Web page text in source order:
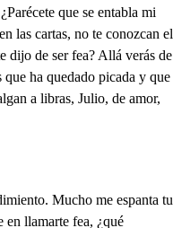
más puede la honestidad que los consejos del gusto. Dices bien; pero yo sé que no le falta de ti. La Duquesa viene aquí. Vete, Julio. Y yo me iré con volverte a suplicar no se te olvide mi ruego. *** Será, amigo Otavio, luego que Celia me dé lugar. *** Lauro, ¿estás solo? Aquí estaba Otavio. ;Y fuese? Ya es ido. Muchas veces he querido, que sus cabellos me daba, Lauro, la ocasión, fiarte un secreto y me ha faltado atrevimiento; hoy me ha dado licencia mi honor de darte satisfacción del temor y cuenta de lo que espero que tan noble caballero hará por mi propio honor. Imagine vuestra Alteza las fábulas o verdades de aquellas antigüedades llenas de horror y extrañeza. Imagine que Teseo va a matar a Minotauro y presuma que de Lauro espera el mismo trofeo. Imagine que desea tener las manzanas de oro cuyo guardado tesoro fue perdición de Medea. Imagine que pretende del campo Elíseo un laurel y que pasando por él el infierno le defiende, o la cristalina esfera por quien hoy Atlante es monte, o como a Belerofonte ir a matar la Quimera, que no pondré duda alguna si lo intentan estorbar la tierra, el infierno, el mar y el poder de la fortuna. Pues en esa confianza, caballero ilustre, advierte que aquel día que me vio el Príncipe tu pariente, o tu dueño, si lo ha sido, esto como tú quisieres, dijo, no sé cómo diga para tratarle de suerte con término más decente o con disculpa más justa la causa que me entristece, que era yo en extremo fea. Vino este Julio a traerle a Celia una carta suya, y como ella pretendiese saber si yo le agradaba, pues vino a esta corte a verme, tan descortés como el dueño dijo que no libremente, y contó de mi fealdad cosas. Luro, que parecen más que de Príncipe, de hombre que los perezosos bueyes guía por la tierra dura, donde con el hierro ardiente escribe iguales renglones que abril mira y mayo lee. Agora quiero que veas lo que somos las mujeres, que mi vanidad acuses y que mi enojo condenes. Tan grande le tuve. Lauro, que no hay cosa que no intente por vengarme de este necio, y así, quiero, pues tú puedes ayudar a mi venganza, que mi amistad recompenses en escribir a Ricardo que venga a Lorena a verme con una invención notable; escúchame atentamente. Tú has de decir en la carta que tanta privanza tienes conmigo, que te he contado mis pensamientos mil veces, y que te dije que el día que me vio, sin que entendiese que yo le vía, le vi, y conocí claramente, porque Celia me lo dijo, y que me dejó de verle tan perdida desde entonces, que siendo naturalmente alegre, vivo tan triste que no hay co.sa que me alegre, porque de todos los hombres me pareció diferente; con cuya imaginación no hay noche que no me acueste ni día que sin deseos de volverle a ver despierte, y que yo misma te dije que si a la corte volviese tendría gusto en hablarle, novedad de mis desdenes, castigo de mis desprecios, padecidos justamente por haber sido con todos ingrata y áspera siempre. Dentro, Lauro, de la carta quiero también que le lleven un retrato, por que vea lo que tan mal le parece; éste es hombre al fin, y mozo, y pienso que como piense que una mujer como yo con canto extremo le quiere, vendrá, sin duda, a buscarme, que tanto los desvanece su presunción, y está cierto que si el necio a verme viene le tengo de enamorar tan diestra, tan falsamente, que llegue a vivir sin alma; y que cuando llegue a verse en estado que yo pueda a la venganza atreverme, me tengo de retirar con tiros, con disfavores, con celos y con desdenes que le ponga en ocasión que le parezca la muerte más alegre que la vida. Y si este caso sucede como le tengo trazado, y tú, Lauro, no me vendes, tengo de hacer ele Ricardo, aunque no quiera, confiese que sois lo que dicen todos y que en haber dicho miente que soy fea, despreciando lo que en reinos diferentes ha parecido a sus dueños, tan buenos como él, de suerte que por mil embajadores han intentado ofrecerme los imperios y las manos para que aceptase y diese las mías, a quien castiga mi arrogancia justamente, pues me ha despreciado un hombre que sólo el nombre me ofende; que no merecen amor los que son tan descorteses que a las mujeres les quitan lo mejor